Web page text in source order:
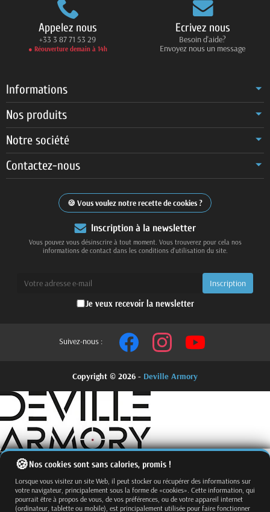
Appelez nous
+33 3 87 71 53 29
● Réouverture demain à 14h
Ecrivez nous
Besoin d'aide?
Envoyez nous un message
Informations
Nos produits
Notre société
Contactez-nous
Vous voulez notre recette de cookies ?
Inscription à la newsletter
Vous pouvez vous désinscrire à tout moment. Vous trouverez pour cela nos
informations de contact dans les conditions d'utilisation du site.
Je veux recevoir la newsletter
Suivez-nous :
Copyright © 2026 - Deville Armory
Nos cookies sont sans calories, promis !
Lorsque vous visitez un site Web, il peut stocker ou récupérer des informations sur
votre navigateur, principalement sous la forme de «cookies». Cette information, qui
pourrait être à propos de vous, de vos préférences, ou de votre appareil internet
(ordinateur, tablette ou mobile), est principalement utilisée pour faire fonctionner